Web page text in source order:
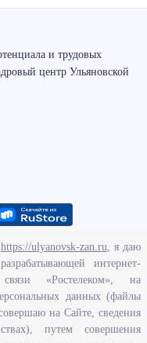
и трудовых
центр Ульяновской
https://ulyanovsk-zan.ru, я даю
интернет-
«Ростелеком», на
данных (файлы
на Сайте, сведения
путем совершения